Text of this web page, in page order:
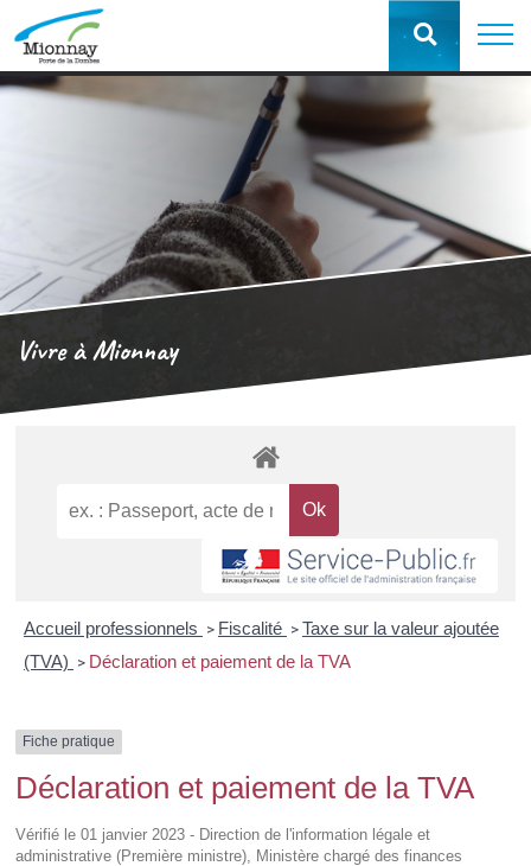
Vivre à Mionnay
Accueil professionnels > Fiscalité > Taxe sur la valeur ajoutée
(TVA) > Déclaration et paiement de la TVA
Fiche pratique
Déclaration et paiement de la TVA
Vérifié le 01 janvier 2023 - Direction de l'information légale et
administrative (Première ministre), Ministère chargé des finances